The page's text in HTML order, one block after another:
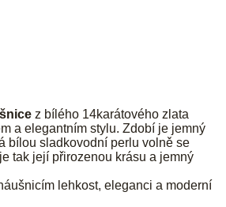
z bílého 14karátového zlata
a elegantním stylu. Zdobí je jemný
bílou sladkovodní perlu volně se
tak její přirozenou krásu a jemný
lehkost, eleganci a moderní